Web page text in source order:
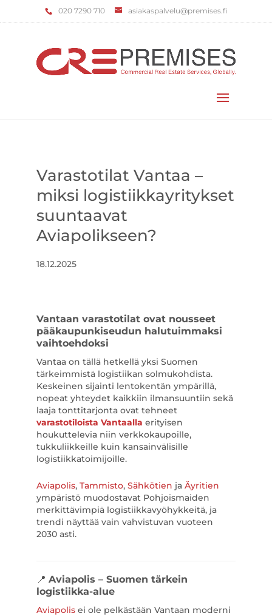
‌020 7290 710 asiakaspalvelu@premises.fi
Varastotilat Vantaa –
miksi logistiikkayritykset
suuntaavat
Aviapolikseen?
18.12.2025
Vantaan varastotilat ovat nousseet
pääkaupunkiseudun halutuimmaksi
vaihtoehdoksi
Vantaa on tällä hetkellä yksi Suomen
tärkeimmistä logistiikan solmukohdista.
Keskeinen sijainti lentokentän ympärillä,
nopeat yhteydet kaikkiin ilmansuuntiin sekä
laaja tonttitarjonta ovat tehneet
varastotiloista Vantaalla erityisen
houkuttelevia niin verkkokaupoille,
tukkuliikkeille kuin kansainvälisille
logistiikkatoimijoille.
Aviapolis, Tammisto, Sähkötien ja Äyritien
ympäristö muodostavat Pohjoismaiden
merkittävimpiä logistiikkavyöhykkeitä, ja
trendi näyttää vain vahvistuvan vuoteen
2030 asti.
📍 Aviapolis – Suomen tärkein
logistiikka-alue
Aviapolisei ole pelkästään Vantaan moderni